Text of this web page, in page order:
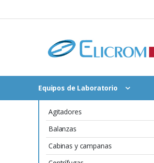
al
Equipos de Laboratorio
Agitadores
Balanzas
Cabinas y campanas
Inicio Equipos de